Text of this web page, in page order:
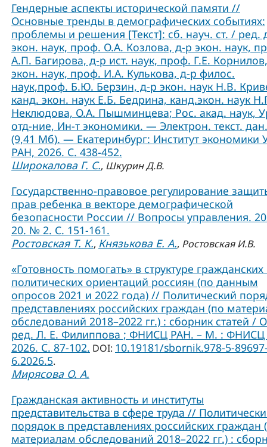
Гендерные аспекты исторической памяти //
Основные тренды в демографических событиях:
проблемы и решения [Текст]: сб. науч. ст. / ред.
экон. наук, проф. О.А. Козлова, д-р экон. наук,
А.П. Багирова, д-р ист. наук, проф. Г.Е.
экон. наук, проф. И.А. Кулькова, д-р филос.
наук,проф. Б.Ю. Берзин, д-р экон. наук Н.В.
канд. экон. наук Е.Б. Бедрина, канд.экон. наук
Неклюдова, О.А. Пышминцева; Рос. акад. наук,
отд-ние, Ин-т экономики. — Электрон. текст. дан.
(9,41 Мб). — Екатеринбург: Институт экономики
РАН, 2026. С. 438-452.
Широкалова Г. С., Шкурин Д.В.
Государственно-правовое регулирование
прав ребенка в векторе демографической
безопасности России // Вопросы управления.
20. № 2. С. 151-161.
Ростовская Т. К., Князькова Е. А., Ростовская И.В.
«Готовность помогать» в структуре гражданских
политических ориентаций россиян (по данным
опросов 2021 и 2022 года) // Политический
представлениях российских граждан (по
обследований 2018–2022 гг.) : сборник статей /
ред. Л. Е. Филиппова ; ФНИСЦ РАН. – М. : ФНИСЦ
2026. C. 87-102. DOI: 10.19181/sbornik.978-5-
6.2026.5.
Мирясова О. А.
Гражданская активность и институты
представительства в сфере труда //
порядок в представлениях российских граждан
материалам обследований 2018–2022 гг.) :